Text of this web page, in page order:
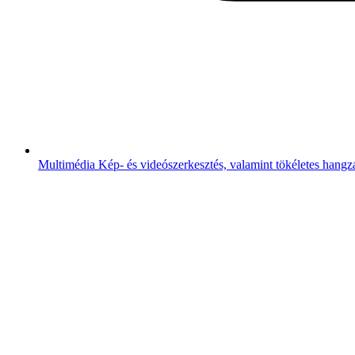
Multimédia Kép- és videószerkesztés, valamint tökéletes